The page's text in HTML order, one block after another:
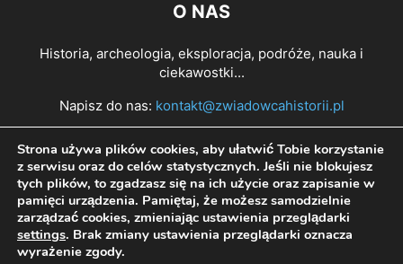
O NAS
Historia, archeologia, eksploracja, podróże, nauka i
ciekawostki...
Napisz do nas: kontakt@zwiadowcahistorii.pl
PODĄŻAJ ZA NAMI
Strona używa plików cookies, aby ułatwić Tobie korzystanie
z serwisu oraz do celów statystycznych. Jeśli nie blokujesz
tych plików, to zgadzasz się na ich użycie oraz zapisanie w
pamięci urządzenia. Pamiętaj, że możesz samodzielnie
zarządzać cookies, zmieniając ustawienia przeglądarki
settings. Brak zmiany ustawienia przeglądarki oznacza
wyrażenie zgody.